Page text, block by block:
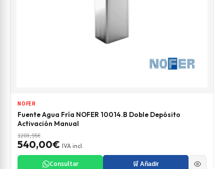
NOFER
Fuente Agua Fría NOFER 10014.B Doble Depósito
Activación Manual
1203,95€
540,00€ IVA incl.
Consultar 🛒 Añadir